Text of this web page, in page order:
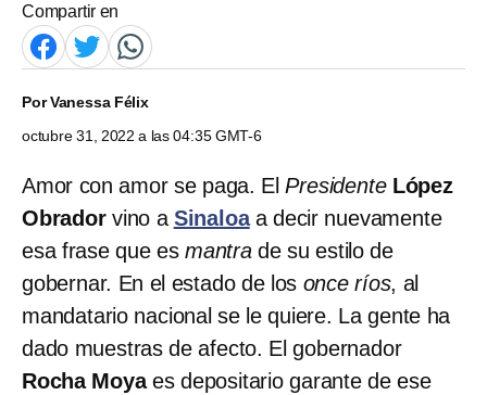
Compartir en
PorVanessa Félix
octubre 31, 2022 a las 04:35 GMT-6
Amor con amor se paga. ElPresidente López
Obradorvino a Sinaloaa decir nuevamente
esa frase que esmantrade su estilo de
gobernar. En el estado de los once ríos, al
mandatario nacional se le quiere. La gente ha
dado muestras de afecto. El gobernador
Rocha Moyaes depositario garante de ese